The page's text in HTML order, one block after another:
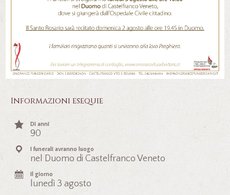
Informazioni esequie
Di anni
90
I funerali avranno luogo
nel Duomo di Castelfranco Veneto
Il giorno
lunedì 3 agosto